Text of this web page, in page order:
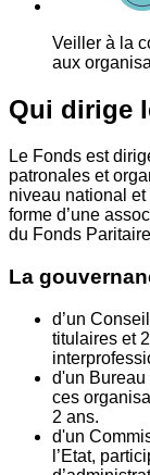
Veiller à la
aux
Qui dirige
Le Fonds est
patronales et
niveau national
forme d’une
du Fonds
La
d’un
titulaires et
d'un Bureau
ces
2 ans.
d'un
l’Etat,